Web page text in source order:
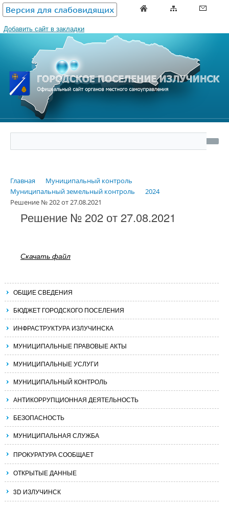
Версия для слабовидящих
Добавить сайт в закладки
Главная
Муниципальный контроль
Муниципальный земельный контроль
2024
Решение № 202 от 27.08.2021
Решение № 202 от 27.08.2021
Скачать файл
ОБЩИЕ СВЕДЕНИЯ
БЮДЖЕТ ГОРОДСКОГО ПОСЕЛЕНИЯ
ИНФРАСТРУКТУРА ИЗЛУЧИНСКА
МУНИЦИПАЛЬНЫЕ ПРАВОВЫЕ АКТЫ
МУНИЦИПАЛЬНЫЕ УСЛУГИ
МУНИЦИПАЛЬНЫЙ КОНТРОЛЬ
АНТИКОРРУПЦИОННАЯ ДЕЯТЕЛЬНОСТЬ
БЕЗОПАСНОСТЬ
МУНИЦИПАЛЬНАЯ СЛУЖБА
ПРОКУРАТУРА СООБЩАЕТ
ОТКРЫТЫЕ ДАННЫЕ
3D ИЗЛУЧИНСК